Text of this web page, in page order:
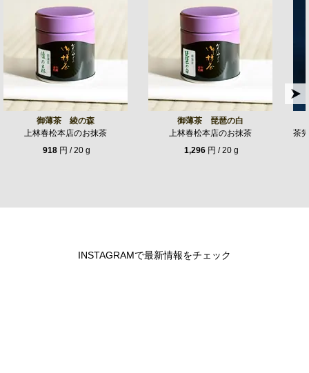
御薄茶 綾の森
上林春松本店のお抹茶
918円 / 20 g
御薄茶 琵琶の白
上林春松本店のお抹茶
1,296円 / 20 g
茶
INSTAGRAMで最新情報をチェック